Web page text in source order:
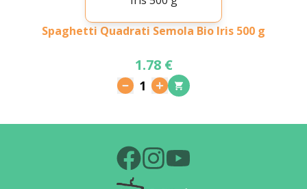
Spaghetti Quadrati Semola Bio Iris 500 g
1.78 €
1